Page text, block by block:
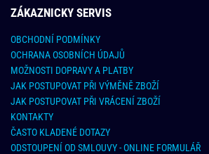
ZÁKAZNICKY SERVIS
OBCHODNÍ PODMÍNKY
OCHRANA OSOBNÍCH ÚDAJŮ
MOŽNOSTI DOPRAVY A PLATBY
JAK POSTUPOVAT PŘI VÝMĚNĚ ZBOŽÍ
JAK POSTUPOVAT PŘI VRÁCENÍ ZBOŽÍ
KONTAKTY
ČASTO KLADENÉ DOTAZY
ODSTOUPENÍ OD SMLOUVY - ONLINE FORMULÁŘ